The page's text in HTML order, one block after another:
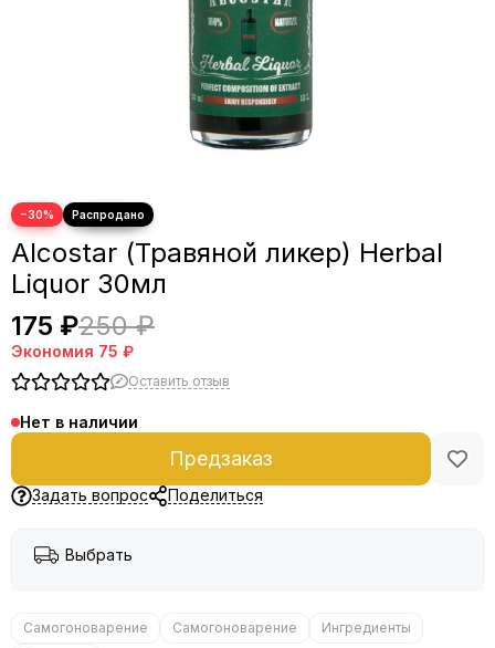
−30%
Alcostar (Травяной ликер) Herbal
Liquor 30мл
175 ₽250 ₽
Экономия 75 ₽
Оставить отзыв
Нет в наличии
Предзаказ
Задать вопрос Поделиться
Выбрать
Самогоноварение Самогоноварение
Ингредиенты